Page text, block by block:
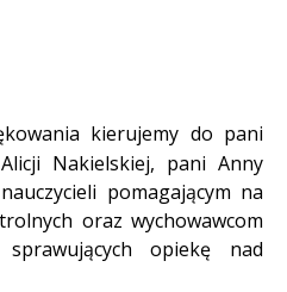
kierujemy do pani
Nakielskiej, pani Anny
pomagającym na
oraz wychowawcom
sprawujących opiekę nad